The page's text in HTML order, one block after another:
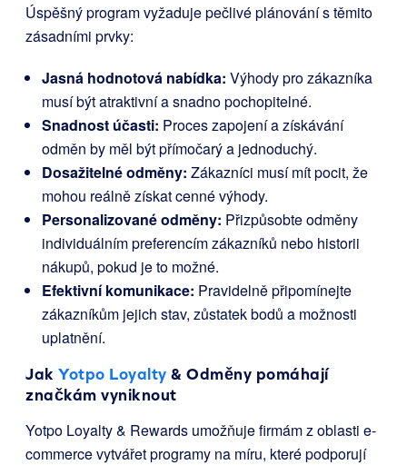
Úspěšný program vyžaduje pečlivé plánování s těmito
zásadními prvky:
Jasná hodnotová nabídka: Výhody pro zákazníka
musí být atraktivní a snadno pochopitelné.
Snadnost účasti: Proces zapojení a získávání
odměn by měl být přímočarý a jednoduchý.
Dosažitelné odměny: Zákazníci musí mít pocit, že
mohou reálně získat cenné výhody.
Personalizované odměny: Přizpůsobte odměny
individuálním preferencím zákazníků nebo historii
nákupů, pokud je to možné.
Efektivní komunikace: Pravidelně připomínejte
zákazníkům jejich stav, zůstatek bodů a možnosti
uplatnění.
Jak Yotpo Loyalty & Odměny pomáhají
značkám vyniknout
Yotpo Loyalty & Rewards umožňuje firmám z oblasti e-
commerce vytvářet programy na míru, které podporují